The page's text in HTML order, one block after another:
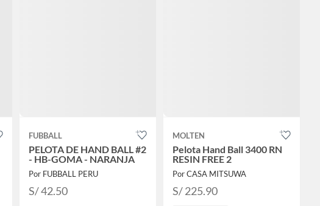
FUBBALL
PELOTA DE HAND BALL #2
- HB-GOMA - NARANJA
Por FUBBALL PERU
S/ 42.50
MOLTEN
Pelota Hand Ball 3400 RN
RESIN FREE 2
Por CASA MITSUWA
S/ 225.90